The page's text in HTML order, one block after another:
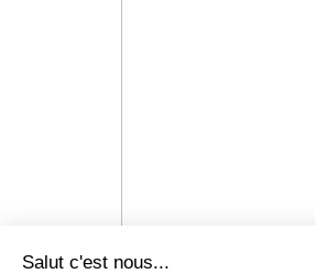
Salut c'est nous...